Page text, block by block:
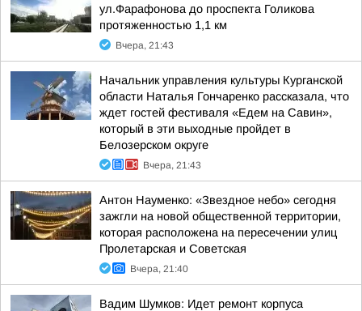
ул.Фарафонова до проспекта Голикова
протяженностью 1,1 км
Вчера, 21:43
Начальник управления культуры Курганской
области Наталья Гончаренко рассказала, что
ждет гостей фестиваля «Едем на Савин»,
который в эти выходные пройдет в
Белозерском округе
Вчера, 21:43
Антон Науменко: «Звездное небо» сегодня
зажгли на новой общественной территории,
которая расположена на пересечении улиц
Пролетарская и Советская
Вчера, 21:40
Вадим Шумков: Идет ремонт корпуса